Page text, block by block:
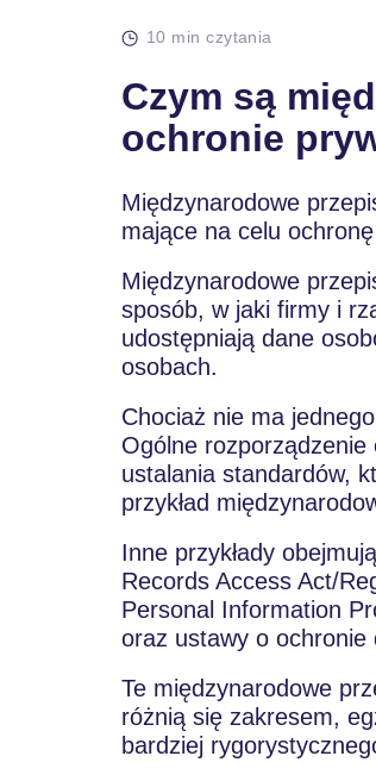
10 min czytania
Czym są
ochronie
Międzynarodowe
mające na celu
Międzynarodowe
sposób, w jaki firmy i
udostępniają dane
osobach.
Chociaż nie ma
Ogólne
ustalania standardów,
przykład
Inne przykłady
Records Access Act/
Personal Information
oraz ustawy o ochronie
Te międzynarodowe
różnią się zakresem,
bardziej